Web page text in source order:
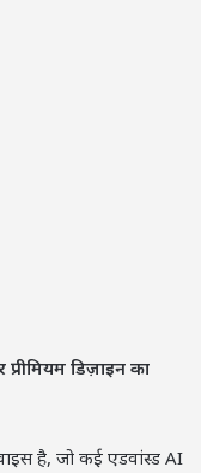
डिज़ाइन का
है, जो कई एडवांस्ड AI